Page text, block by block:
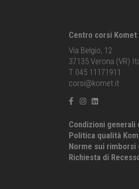
Centro corsi Komet
Via Belgio, 12
37135 Verona (VR)
T 045 11171911
corsi@komet.it
Condizioni generali
Politica qualità
Norme sui rimborsi
Richiesta di